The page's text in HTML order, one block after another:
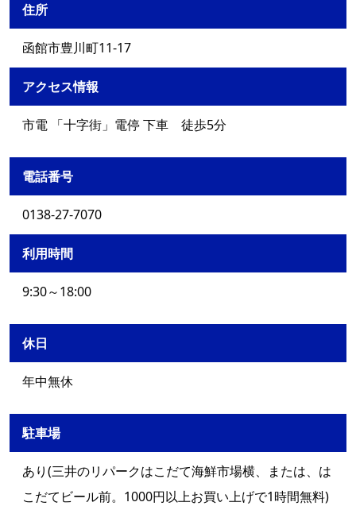
住所
函館市豊川町11-17
アクセス情報
市電 「十字街」電停 下車 徒歩5分
電話番号
0138-27-7070
利用時間
9:30～18:00
休日
年中無休
駐車場
あり(三井のリパークはこだて海鮮市場横、または、は
こだてビール前。1000円以上お買い上げで1時間無料)